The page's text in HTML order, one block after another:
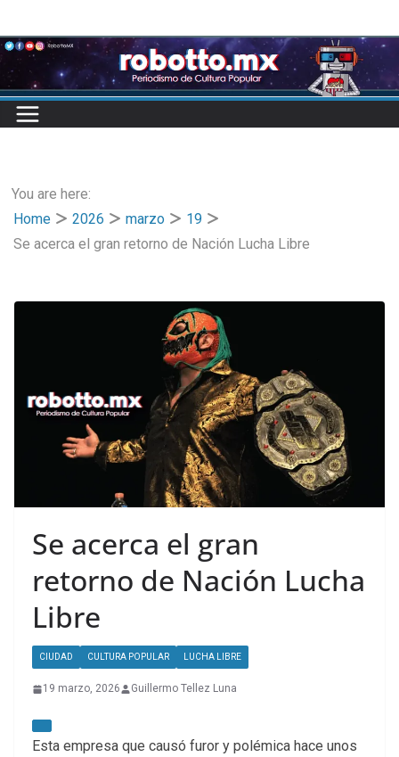
to
content
You are here:
Home
2026 marzo
19
Se acerca el gran retorno de Nación Lucha Libre
Se acerca el gran
retorno de Nación Lucha
Libre
CIUDAD CULTURA POPULAR LUCHA LIBRE
19 marzo, 2026 Guillermo Tellez Luna
Esta empresa que causó furor y polémica hace unos